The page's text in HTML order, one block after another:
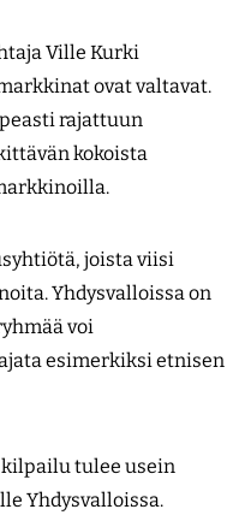
Ville Kurki
ovat valtavat.
rajattuun
kokoista
joista viisi
Yhdysvalloissa on
voi
esimerkiksi etnisen
tulee usein
Yhdysvalloissa.